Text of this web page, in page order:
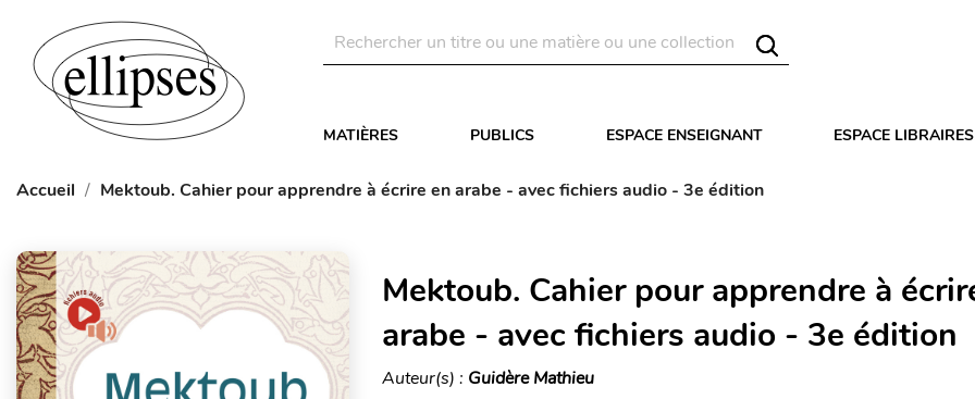
MATIÈRES PUBLICS ESPACE ENSEIGNANT ESPACE LIBRAIRES
Accueil Mektoub. Cahier pour apprendre à écrire en arabe - avec fichiers audio - 3e édition
Mektoub. Cahier pour apprendre à
arabe - avec fichiers audio - 3e édition
Auteur(s) : Guidère Mathieu